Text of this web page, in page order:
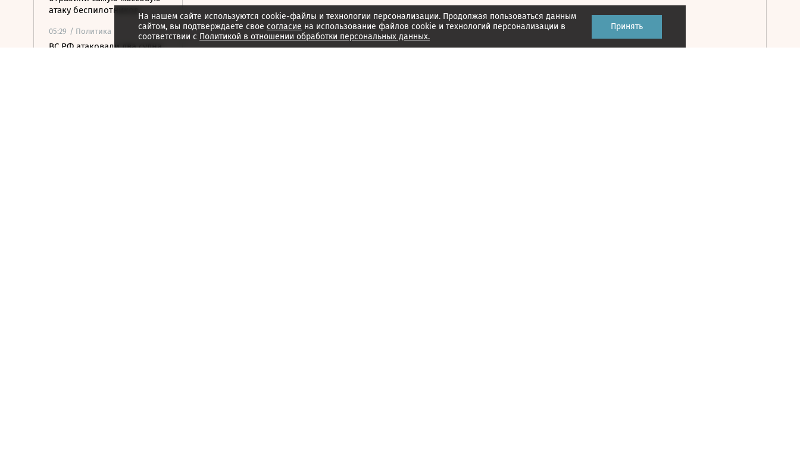
атаку беспилотников
05:29 / Политика
ВС РФ атаковали два судна
На нашем сайте используются cookie-файлы и технологии персонализации. Продолжая пользоваться данным
сайтом, вы подтверждаете свое согласие на использование файлов cookie и технологий персонализации в
соответствии с Политикой в отношении обработки персональных данных.
Принять